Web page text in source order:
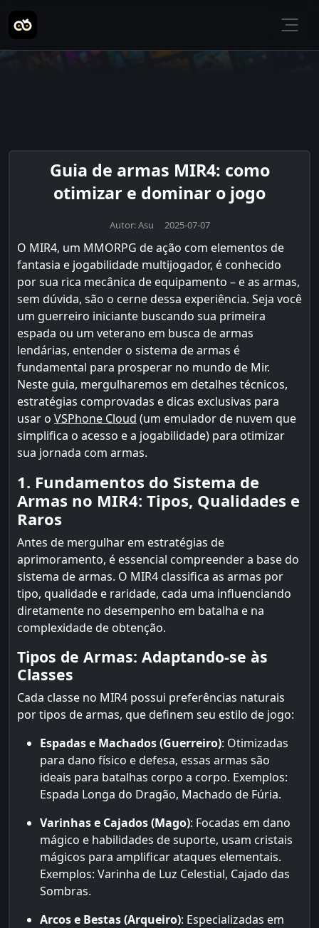
Guia de armas MIR4: como
otimizar e dominar o jogo
Autor: Asu 2025-07-07
O MIR4, um MMORPG de ação com elementos de
fantasia e jogabilidade multijogador, é conhecido
por sua rica mecânica de equipamento – e as armas,
sem dúvida, são o cerne dessa experiência. Seja você
um guerreiro iniciante buscando sua primeira
espada ou um veterano em busca de armas
lendárias, entender o sistema de armas é
fundamental para prosperar no mundo de Mir.
Neste guia, mergulharemos em detalhes técnicos,
estratégias comprovadas e dicas exclusivas para
usar o VSPhone Cloud (um emulador de nuvem que
simplifica o acesso e a jogabilidade) para otimizar
sua jornada com armas.
1. Fundamentos do Sistema de
Armas no MIR4: Tipos, Qualidades e
Raros
Antes de mergulhar em estratégias de
aprimoramento, é essencial compreender a base do
sistema de armas. O MIR4 classifica as armas por
tipo, qualidade e raridade, cada uma influenciando
diretamente no desempenho em batalha e na
complexidade de obtenção.
Tipos de Armas: Adaptando-se às
Classes
Cada classe no MIR4 possui preferências naturais
por tipos de armas, que definem seu estilo de jogo:
Espadas e Machados (Guerreiro): Otimizadas
para dano físico e defesa, essas armas são
ideais para batalhas corpo a corpo. Exemplos:
Espada Longa do Dragão, Machado de Fúria.
Varinhas e Cajados (Mago): Focadas em dano
mágico e habilidades de suporte, usam cristais
mágicos para amplificar ataques elementais.
Exemplos: Varinha de Luz Celestial, Cajado das
Sombras.
Arcos e Bestas (Arqueiro): Especializadas em